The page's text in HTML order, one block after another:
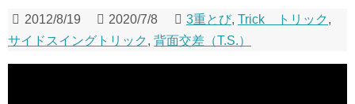
2012/8/19 2020/7/8 3重とび,Trick トリック ,
サイドスイングトリック , 背面交差（T.S.）